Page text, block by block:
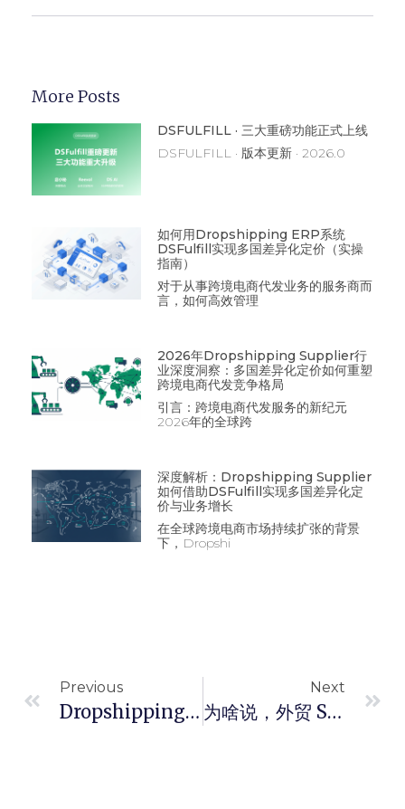
More Posts
DSFULFILL · 三大重磅功能正式上线
DSFULFILL · 版本更新 · 2026.0
如何用Dropshipping ERP系统
DSFulfill实现多国差异化定价（实操
指南）
对于从事跨境电商代发业务的服务商而
言，如何高效管理
2026年Dropshipping Supplier行
业深度洞察：多国差异化定价如何重塑
跨境电商代发竞争格局
引言：跨境电商代发服务的新纪元
2026年的全球跨
深度解析：Dropshipping Supplier
如何借助DSFulfill实现多国差异化定
价与业务增长
在全球跨境电商市场持续扩张的背景
下，Dropshi
Previous
Dropshipping 业务，外贸做副业的最好选择
Next
为啥说，外贸 SOHO 的尽头是 Dropshipping Agent？